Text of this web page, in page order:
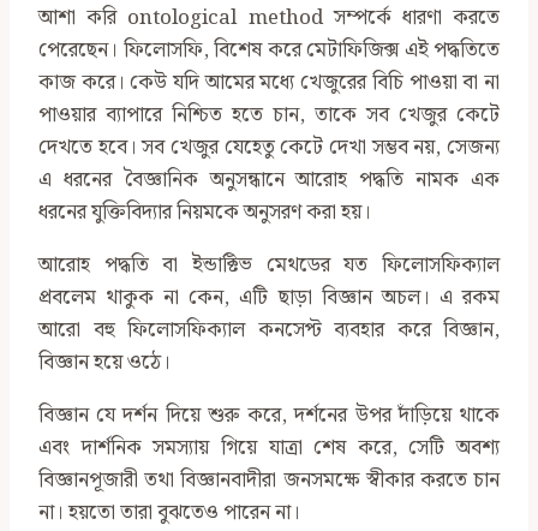
আশা করি ontological method সম্পর্কে ধারণা করতে
পেরেছেন। ফিলোসফি, বিশেষ করে মেটাফিজিক্স এই পদ্ধতিতে
কাজ করে। কেউ যদি আমের মধ্যে খেজুরের বিচি পাওয়া বা না
পাওয়ার ব্যাপারে নিশ্চিত হতে চান, তাকে সব খেজুর কেটে
দেখতে হবে। সব খেজুর যেহেতু কেটে দেখা সম্ভব নয়, সেজন্য
এ ধরনের বৈজ্ঞানিক অনুসন্ধানে আরোহ পদ্ধতি নামক এক
ধরনের যুক্তিবিদ্যার নিয়মকে অনুসরণ করা হয়।
আরোহ পদ্ধতি বা ইন্ডাক্টিভ মেথডের যত ফিলোসফিক্যাল
প্রবলেম থাকুক না কেন, এটি ছাড়া বিজ্ঞান অচল। এ রকম
আরো বহু ফিলোসফিক্যাল কনসেপ্ট ব্যবহার করে বিজ্ঞান,
বিজ্ঞান হয়ে ওঠে।
বিজ্ঞান যে দর্শন দিয়ে শুরু করে, দর্শনের উপর দাঁড়িয়ে থাকে
এবং দার্শনিক সমস্যায় গিয়ে যাত্রা শেষ করে, সেটি অবশ্য
বিজ্ঞানপূজারী তথা বিজ্ঞানবাদীরা জনসমক্ষে স্বীকার করতে চান
না। হয়তো তারা বুঝতেও পারেন না।